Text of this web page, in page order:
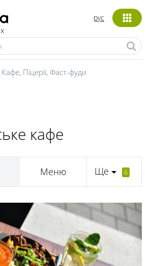
рус
Кафе, Піцерії, Фаст-фуди
кафе
Меню Ще 6